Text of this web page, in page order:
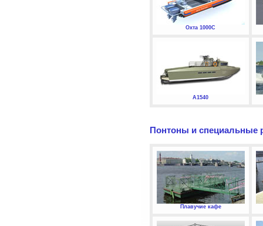
Охта 1000С
А1540
Понтоны и специальные
Плавучие кафе